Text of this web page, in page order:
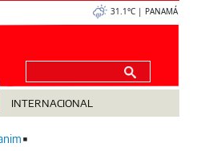
31.1°C | PANAMÁ
INTERNACIONAL